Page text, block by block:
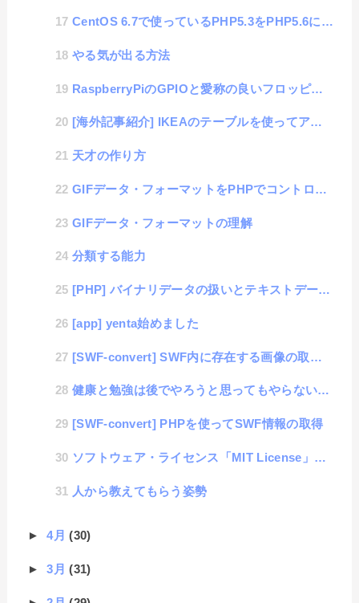
CentOS 6.7で使っているPHP5.3をPHP5.6にアップデート
やる気が出る方法
RaspberryPiのGPIOと愛称の良いフロッピードライブケーブル
[海外記事紹介] IKEAのテーブルを使ってアーケードゲーム機の作成
天才の作り方
GIFデータ・フォーマットをPHPでコントロール
GIFデータ・フォーマットの理解
分類する能力
[PHP] バイナリデータの扱いとテキストデータとの総互換性
[app] yenta始めました
[SWF-convert] SWF内に存在する画像の取得(jpeg)
健康と勉強は後でやろうと思ってもやらないモノ
[SWF-convert] PHPを使ってSWF情報の取得
ソフトウェア・ライセンス「MIT License」を知る
人から教えてもらう姿勢
►4月(30)
►3月(31)